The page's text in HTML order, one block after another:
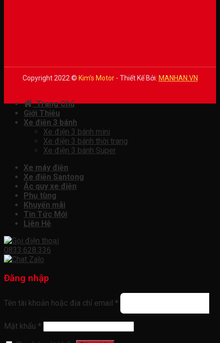
Copyright 2022 © Kim’s Motor- Thiết Kế Bởi: MANHAN.VN
Trang Chủ
Giới Thiệu
Xe điện 3 bánh
Xe điện 3 bánh mini
Xe điện 3 bánh thời trang
Xe điện 3 bánh Super
Xe máy điện
Xe điện Santong
Ác quy xe điện
Phụ tùng
Khuyến mãi
Tin Tức Mới
Liên Hệ
0833.628.336
Đăng nhập
Tên tài khoản hoặc địa chỉ email *
Mật khẩu *